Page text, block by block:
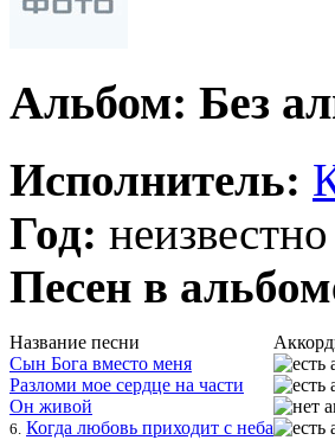
Альбом: Без
Исполнитель:
Год: неизвестно
Песен в
Название песни
Сын Бога вместо меня
Разломи мое сердце на части
Он живой
6. Когда любовь приходит с неба